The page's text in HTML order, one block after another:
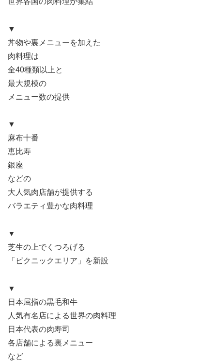
▼
丼物や裏メニューを加えた
肉料理は
全40種類以上と
最大規模の
メニュー数の提供
▼
麻布十番
恵比寿
銀座
などの
大人気肉店舗が提供する
バラエティ豊かな肉料理
▼
芝生の上でくつろげる
「ピクニックエリア」を新設
▼
日本屈指の黒毛和牛
人気有名店による世界の肉料理
日本代表の肉寿司
各店舗による裏メニュー
など